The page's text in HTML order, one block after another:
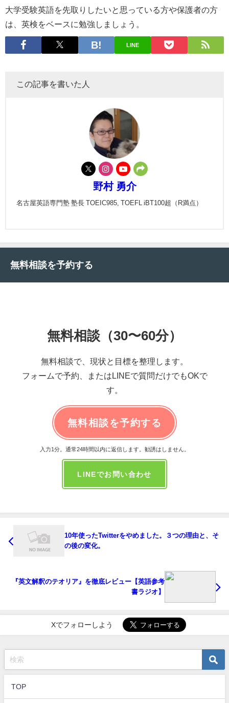
大学受験英語を先取りしたいと思っている方や保護者の方
は、英検をベースに勉強しましょう。
LINE
この記事を書いた人
野村 勇介
名古屋英語専門塾 塾長 TOEIC985, TOEFL iBT100超（R満点）
無料相談を予約する
無料相談（30〜60分）
無料相談で、現状と目標を整理します。
フォームで予約、またはLINEで質問だけでもOKで
す。
無料相談を予約する
入力1分。通常24時間以内に返信します。勧誘はしません。
LINEでお問い合わせ
10年使ったTwitterをやめました。３つの理由と、そ
の後の変化。
『英文解釈のテオリア』を徹底レビュー【英語参考
書ラジオ】
Xでフォローしよう
TOP